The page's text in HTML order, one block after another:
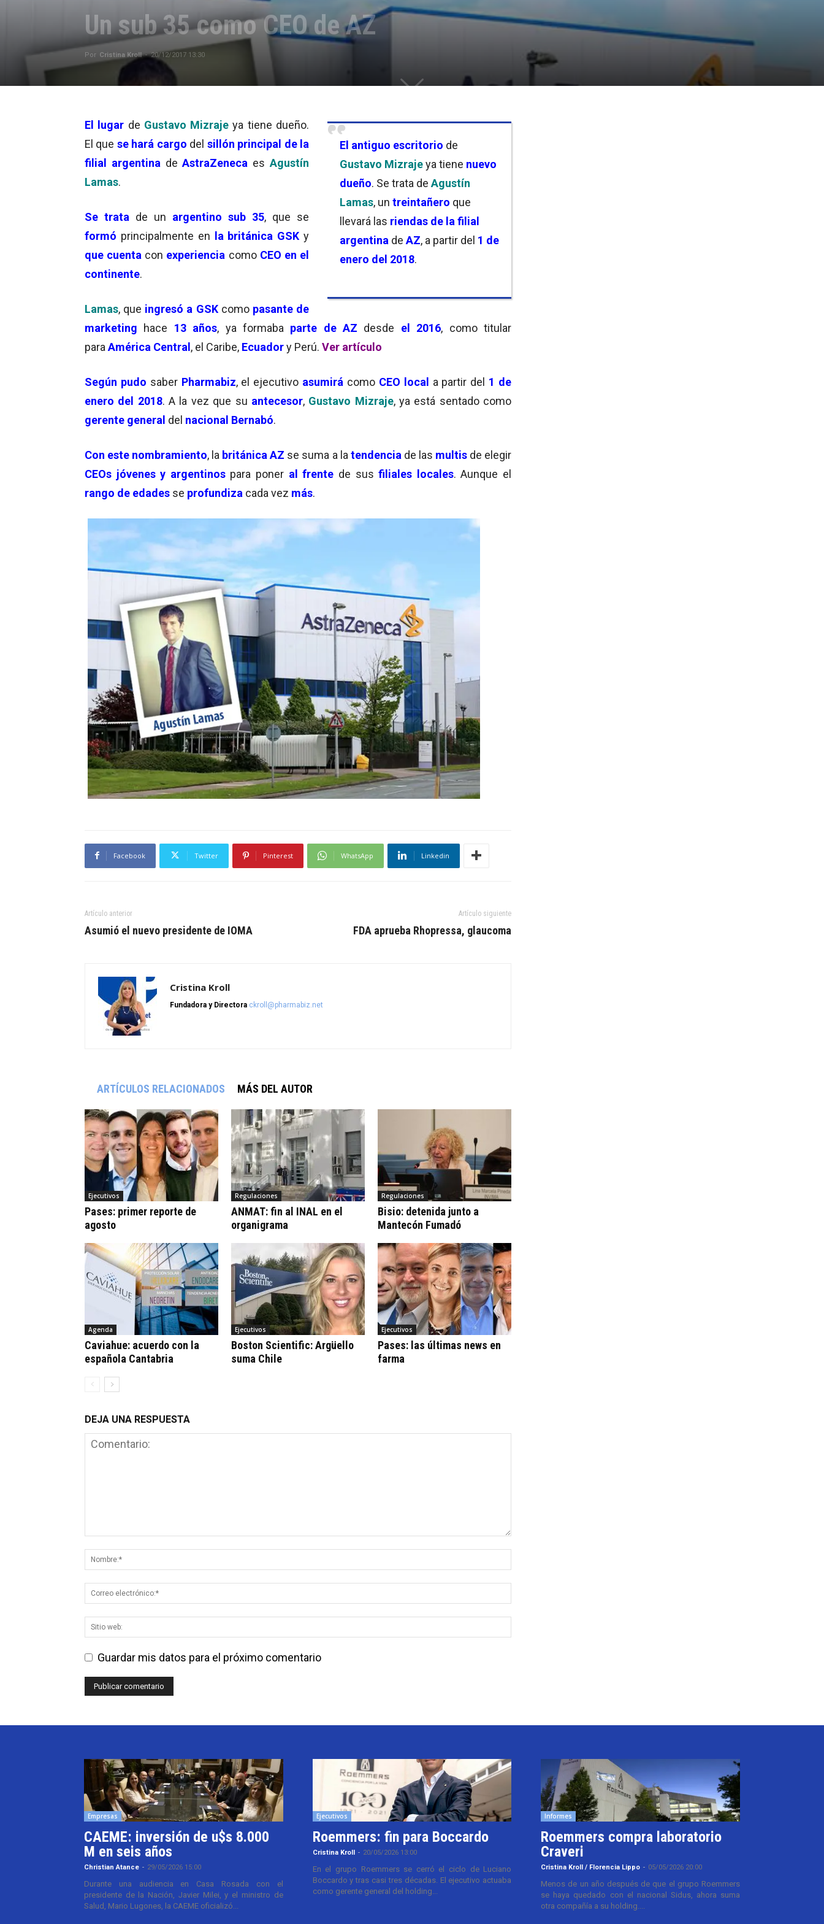
Un sub 35 como CEO de AZ
Por Cristina Kroll - 20/12/2017 13:30
El antiguo escritorio de
Gustavo Mizrajeya tiene nuevo
dueño. Se trata de Agustín
Lamas, un treintañero que
llevará las riendas de la filial
argentina de AZ, a partir del 1 de
enero del 2018.
El lugar de Gustavo Mizraje ya tiene dueño.
El que se hará cargo del sillón principal de la
filial argentina deAstraZeneca esAgustín
Lamas.
Se trata de un argentino sub 35, que se
formó principalmente en la británica GSK y
que cuenta con experiencia como CEO en el
continente.
Lamas, que ingresó a GSKcomo pasante de
marketing hace 13 años, ya formaba parte de AZ desde el 2016, como titular
para América Central, el Caribe, Ecuadory Perú. Ver artículo
Según pudo saber Pharmabiz, el ejecutivo asumirá como CEO local a partir del 1 de
enero del 2018. A la vez que su antecesor, Gustavo Mizraje, ya está sentado como
gerente general del nacional Bernabó.
Con este nombramiento, la británica AZ se suma a la tendencia de las multis de elegir
CEOs jóvenes y argentinospara poner al frente de sus filiales locales. Aunque el
rango de edades se profundiza cada vez más.
Facebook Twitter Pinterest WhatsApp Linkedin
Artículo anterior
Asumió el nuevo presidente de IOMA
Artículo siguiente
FDA aprueba Rhopressa, glaucoma
Cristina Kroll
Fundadora y Directora ckroll@pharmabiz.net
ARTÍCULOS RELACIONADOS MÁS DEL AUTOR
Ejecutivos
Pases: primer reporte de
agosto
Regulaciones
ANMAT: fin al INAL en el
organigrama
Regulaciones
Bisio: detenida junto a
Mantecón Fumadó
Agenda
Caviahue: acuerdo con la
española Cantabria
Ejecutivos
Boston Scientific: Argüello
suma Chile
Ejecutivos
Pases: las últimas news en
farma
DEJA UNA RESPUESTA
Guardar mis datos para el próximo comentario
Empresas
CAEME: inversión de u$s 8.000
M en seis años
Christian Atance - 29/05/2026 15:00
Durante una audiencia en Casa Rosada con el
presidente de la Nación, Javier Milei, y el ministro de
Salud, Mario Lugones, la CAEME oficializó...
Ejecutivos
Roemmers: fin para Boccardo
Cristina Kroll - 20/05/2026 13:00
En el grupo Roemmers se cerró el ciclo de Luciano
Boccardo y tras casi tres décadas. El ejecutivo actuaba
como gerente general del holding...
Informes
Roemmers compra laboratorio
Craveri
Cristina Kroll / Florencia Lippo - 05/05/2026 20:00
Menos de un año después de que el grupo Roemmers
se haya quedado con el nacional Sidus, ahora suma
otra compañía a su holding....